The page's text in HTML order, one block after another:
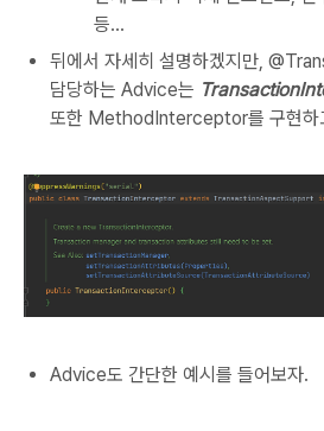
등...
뒤에서 자세히 설명하겠지만,
담당하는 Advice는
또한 MethodInterceptor를 구현하
Advice도 간단한 예시를 들어보자.